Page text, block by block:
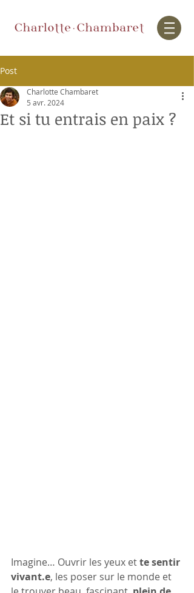
Post
Et si tu entrais en paix ?
Charlotte Chambaret
5 avr. 2024
Imagine… Ouvrir les yeux et te sentir
vivant.e, les poser sur le monde et